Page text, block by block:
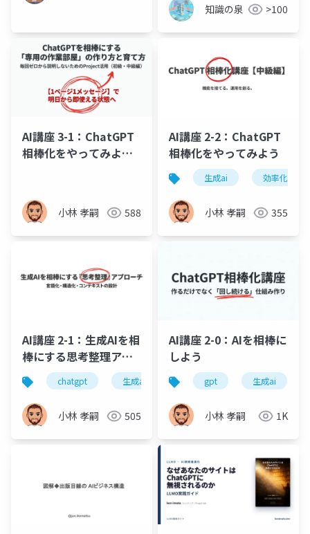
知識の泉 >100
AI講座 3-1：ChatGPT
相棒化をやってみよ
小林 孝嗣 588
AI講座 2-2：ChatGPT
相棒化をやってみよう
生成ai 効率化
小林 孝嗣 355
AI講座 2-1：生成AIを相
棒にする思考整理アプ
ローチchatgpt 生成ai プロンプトエンジニアリング
小林 孝嗣 505
AI講座 2-0：AIを相棒に
しよう
gpt 生成ai
小林 孝嗣 1K